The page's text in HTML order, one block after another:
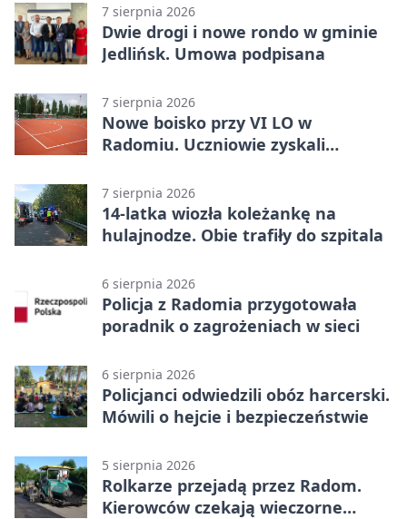
7 sierpnia 2026
Dwie drogi i nowe rondo w gminie
Jedlińsk. Umowa podpisana
7 sierpnia 2026
Nowe boisko przy VI LO w
Radomiu. Uczniowie zyskali
7 sierpnia 2026
14-latka wiozła koleżankę na
hulajnodze. Obie trafiły do szpitala
6 sierpnia 2026
Policja z Radomia przygotowała
poradnik o zagrożeniach w sieci
6 sierpnia 2026
Policjanci odwiedzili obóz harcerski.
Mówili o hejcie i bezpieczeństwie
5 sierpnia 2026
Rolkarze przejadą przez Radom.
Kierowców czekają wieczorne